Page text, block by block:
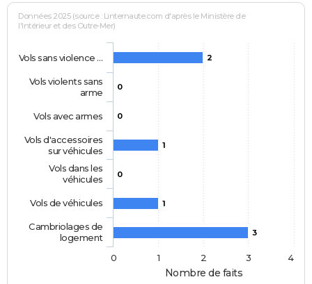
Nombre de faits
Données 2025 (source : Linternaute.com d'après le Ministère de
l'Intérieur et des Outre-Mer)
2
0
0
1
0
1
3
Vols sans violence …
Vols violents sans
arme
Vols avec armes
Vols d'accessoires
sur véhicules
Vols dans les
véhicules
Vols de véhicules
Cambriolages de
logement
0
1 2 3 4